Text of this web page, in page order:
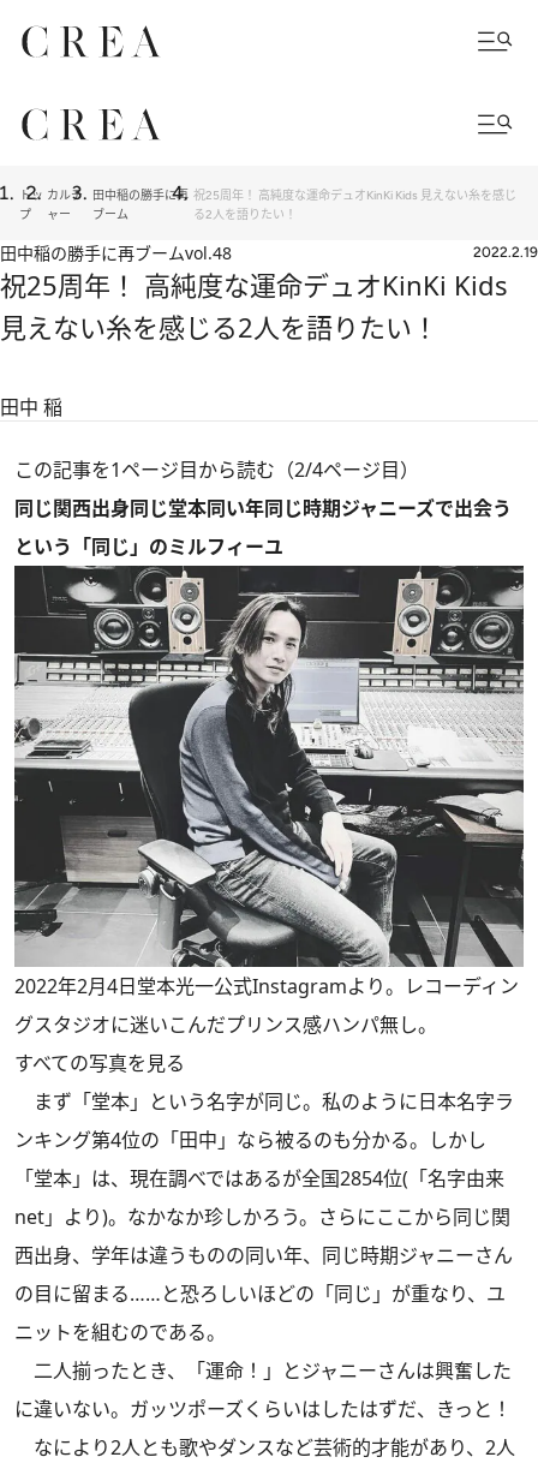
トッ
プ
カルチ
ャー
田中稲の勝手に再
ブーム
祝25周年！ 高純度な運命デュオKinKi Kids 見えない糸を感じ
る2人を語りたい！
田中稲の勝手に再ブームvol.48 2022.2.19
祝25周年！ 高純度な運命デュオKinKi Kids
見えない糸を感じる2人を語りたい！
田中 稲
この記事を1ページ目から読む（2/4ページ目）
同じ関西出身同じ堂本同い年同じ時期ジャニーズで出会う
という「同じ」のミルフィーユ
2022年2月4日堂本光一公式Instagramより。レコーディン
グスタジオに迷いこんだプリンス感ハンパ無し。
すべての写真を見る
まず「堂本」という名字が同じ。私のように日本名字ラ
ンキング第4位の「田中」なら被るのも分かる。しかし
「堂本」は、現在調べではあるが全国2854位(「名字由来
net」より)。なかなか珍しかろう。さらにここから同じ関
西出身、学年は違うものの同い年、同じ時期ジャニーさん
の目に留まる……と恐ろしいほどの「同じ」が重なり、ユ
ニットを組むのである。
二人揃ったとき、「運命！」とジャニーさんは興奮した
に違いない。ガッツポーズくらいはしたはずだ、きっと！
なにより2人とも歌やダンスなど芸術的才能があり、2人